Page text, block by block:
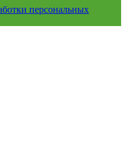
персональных